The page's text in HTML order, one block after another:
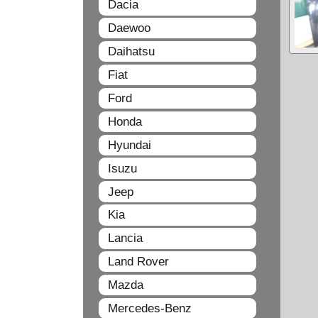
Dacia
Daewoo
Daihatsu
Fiat
Ford
Honda
Hyundai
Isuzu
Jeep
Kia
Lancia
Land Rover
Mazda
Mercedes-Benz